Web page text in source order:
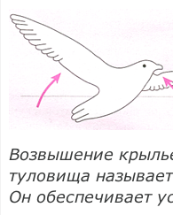
Возвышение
туловища
Он обеспечивает